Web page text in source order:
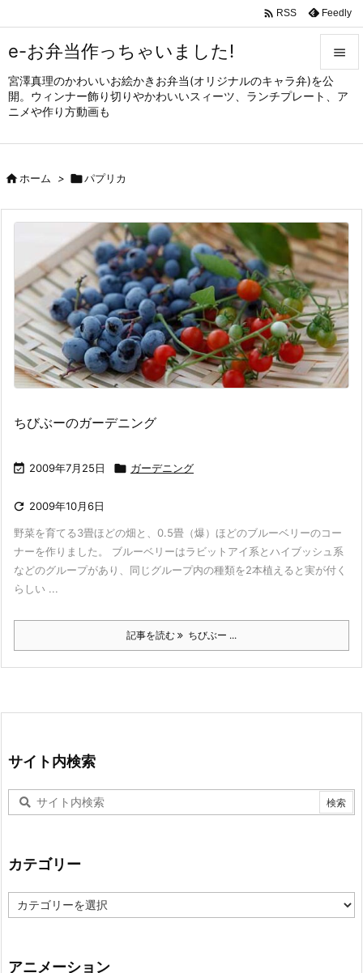
e-お弁当作っちゃいました!
宮澤真理のかわいいお絵かきお弁当(オリジナルのキャラ弁)を公
開。ウィンナー飾り切りやかわいいスィーツ、ランチプレート、ア
ニメや作り方動画も


メニュ
サイド

次へ

検索
 RSS Feedly
ホーム > パプリカ
ちびぶーのガーデニング
 2009年7月25日  ガーデニング
 2009年10月6日
野菜を育てる3畳ほどの畑と、0.5畳（爆）ほどのブルーベリーのコー
ナーを作りました。 ブルーベリーはラビットアイ系とハイブッシュ系
などのグループがあり、同じグループ内の種類を2本植えると実が付く
らしい ...
記事を読む ちびぶー ...
サイト内検索
カテゴリー
テ
ー
アニメーション